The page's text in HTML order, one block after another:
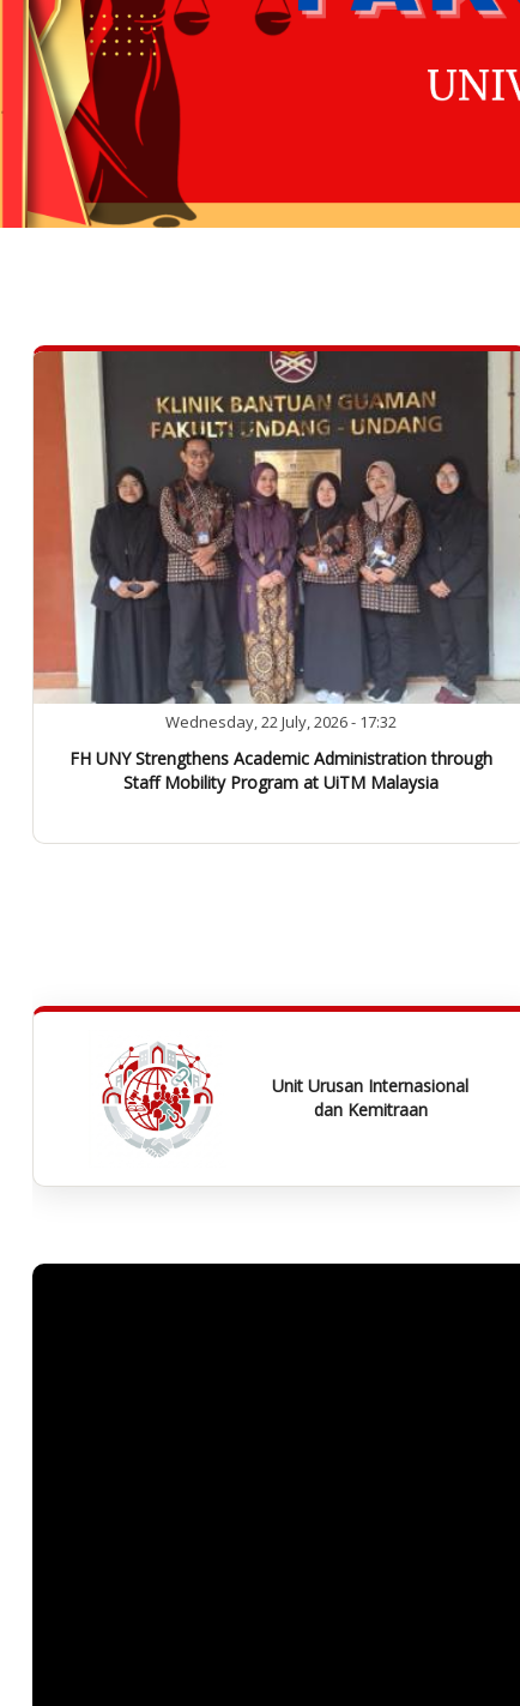
FH UNY Strengthens Academic Administration through
Staff Mobility Program at UiTM Malaysia
Wednesday, 22 July, 2026 - 17:32
Unit Urusan Internasional
dan Kemitraan